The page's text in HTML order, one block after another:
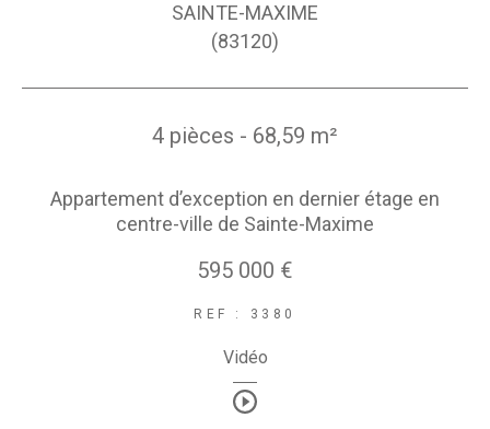
SAINTE-MAXIME
(83120)
4 pièces - 68,59 m²
Appartement d’exception en dernier étage en
centre-ville de Sainte-Maxime
595 000 €
REF : 3380
Vidéo